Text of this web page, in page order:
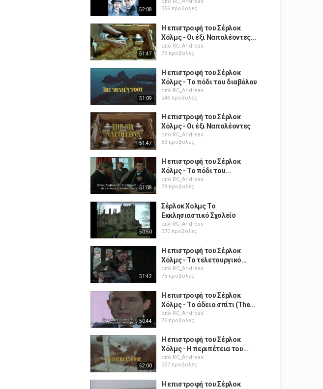
52:08
356 προβολές
51:47
Η επιστροφή του Σέρλοκ
Χόλμς - Οι έξι Ναπολέοντες...
από RC_Andreas
79 προβολές
51:09
Η επιστροφή του Σέρλοκ
Χόλμς - Το πόδι του διαβόλου
από RC_Andreas
246 προβολές
51:47
Η επιστροφή του Σέρλοκ
Χόλμς - Οι έξι Ναπολέοντες
από RC_Andreas
83 προβολές
51:08
Η επιστροφή του Σέρλοκ
Χόλμς - Το πόδι του...
από RC_Andreas
78 προβολές
50:50
Σέρλοκ Χολμς Το
Εκκλησιαστικό Σχολείο
από RC_Andreas
370 προβολές
51:42
Η επιστροφή του Σέρλοκ
Χόλμς - Το τελετουργικό...
από RC_Andreas
75 προβολές
50:44
Η επιστροφή του Σέρλοκ
Χόλμς - Το άδειο σπίτι (The...
από RC_Andreas
76 προβολές
52:00
Η επιστροφή του Σέρλοκ
Χόλμς - Η περιπέτεια του...
από RC_Andreas
257 προβολές
Η επιστροφή του Σέρλοκ